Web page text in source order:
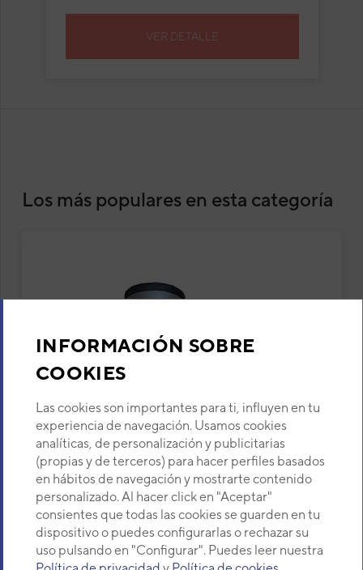
INFORMACIÓN SOBRE
COOKIES
Las cookies son importantes para ti, influyen en tu
experiencia de navegación. Usamos cookies
analíticas, de personalización y publicitarias
(propias y de terceros) para hacer perfiles basados
en hábitos de navegación y mostrarte contenido
personalizado. Al hacer click en "Aceptar"
consientes que todas las cookies se guarden en tu
dispositivo o puedes configurarlas o rechazar su
uso pulsando en "Configurar". Puedes leer nuestra
VER DETALLE
Los más populares en esta categoría
Acumulador Daitsu Aquatank Neo
HP300L